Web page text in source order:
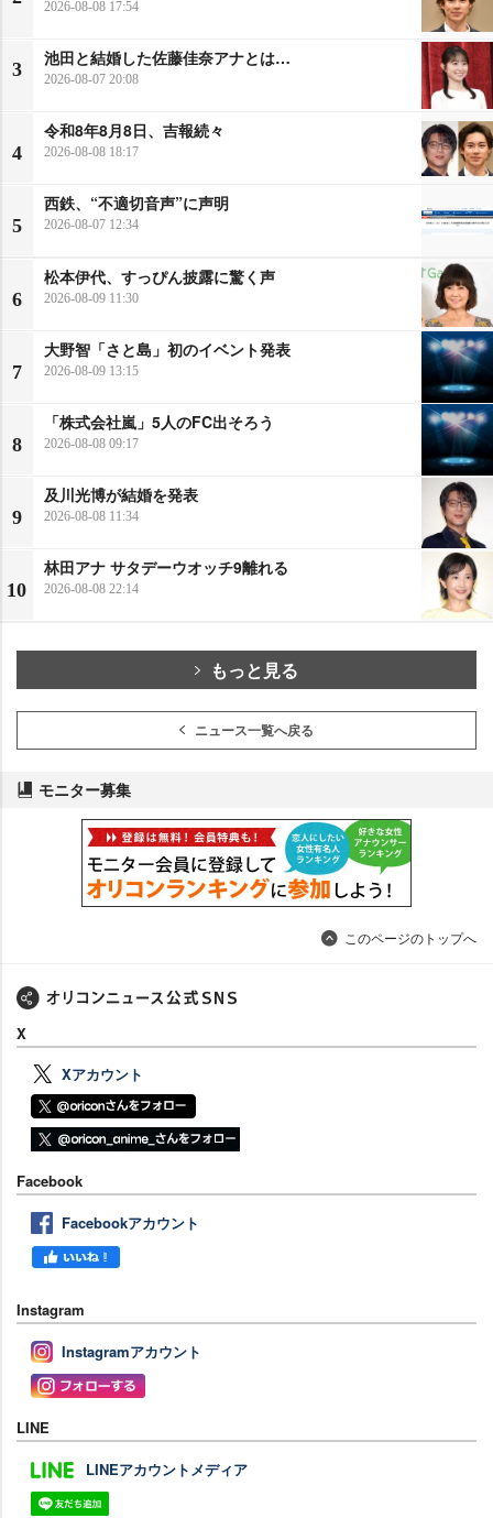
2026-08-08 17:54
3
池田と結婚した佐藤佳奈アナとは…
2026-08-07 20:08
4
令和8年8月8日、吉報続々
2026-08-08 18:17
5
西鉄、“不適切音声”に声明
2026-08-07 12:34
6
松本伊代、すっぴん披露に驚く声
2026-08-09 11:30
7
大野智「さと島」初のイベント発表
2026-08-09 13:15
8
「株式会社嵐」5人のFC出そろう
2026-08-08 09:17
9
及川光博が結婚を発表
2026-08-08 11:34
10
林田アナ サタデーウオッチ9離れる
2026-08-08 22:14
もっと見る
ニュース一覧へ戻る
モニター募集
このページのトップへ
X
Xアカウント
Facebook
Facebookアカウント
Instagram
Instagramアカウント
LINE
LINEアカウントメディア